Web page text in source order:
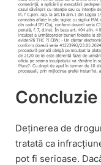
Concluzie
Deținerea de
tratată ca
pot fi serioase.